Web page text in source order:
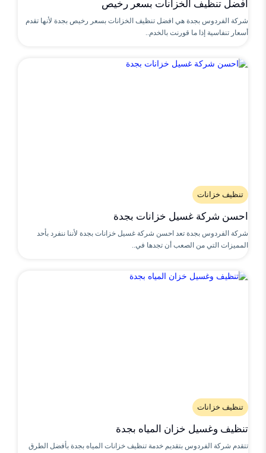
افضل تنظيف الخزانات بسعر رخيص
شركة الفردوس بجدة هي افضل تنظيف الخزانات بسعر رخيص بجدة لأنها تقدم
أسعار تنفاسية إذا ما قورنت بالخدم..
تنظيف خزانات
احسن شركة غسيل خزانات بجدة
شركة الفردوس بجدة تعد احسن شركة غسيل خزانات بجدة لأننا ننفرد بأحد
المميزات التي من الصعب أن تجدها في..
تنظيف خزانات
تنظيف وغسيل خزان المياه بجدة
تتقدم شركة الفردوس بتقديم خدمة تنظيف خزانات المياه بجدة بأفضل الطرق